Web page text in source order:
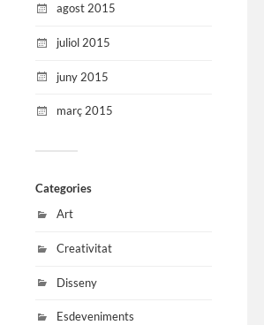
agost 2015
juliol 2015
juny 2015
març 2015
Categories
Art
Creativitat
Disseny
Esdeveniments